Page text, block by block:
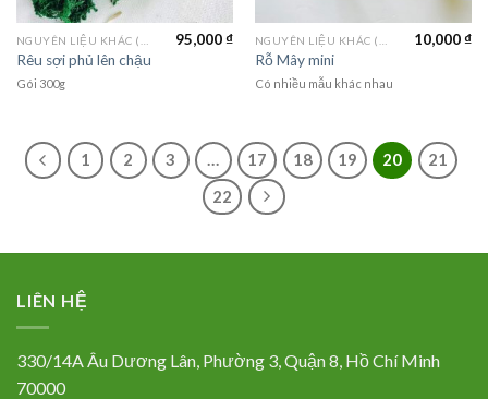
NGUYÊN LIỆU KHÁC (MATERIALS)
Rêu sợi phủ lên chậu
95,000₫
Gói 300g
NGUYÊN LIỆU KHÁC (MATERIALS)
Rỗ Mây mini
10,000₫
Có nhiều mẫu khác nhau
1 2 3 … 17 18 19 20
21
22
LIÊN HỆ
330/14A Âu Dương Lân, Phường 3, Quận 8, Hồ Chí Minh
70000